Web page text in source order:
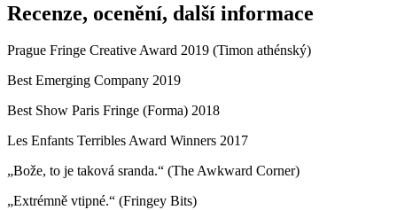
Recenze, ocenění, další informace
Prague Fringe Creative Award 2019 (Timon athénský)
Best Emerging Company 2019
Best Show Paris Fringe (Forma) 2018
Les Enfants Terribles Award Winners 2017
„Bože, to je taková sranda.“ (The Awkward Corner)
„Extrémně vtipné.“ (Fringey Bits)